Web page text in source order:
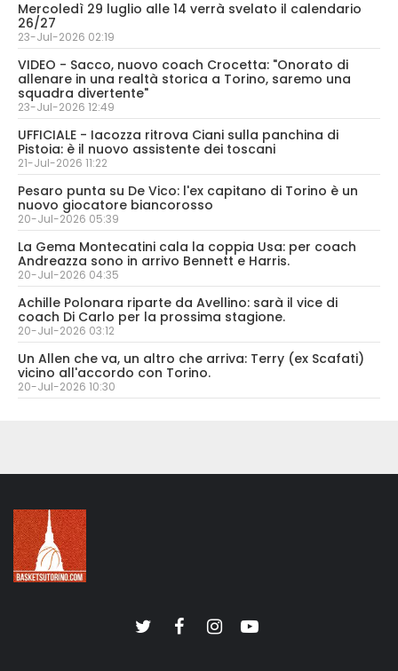
Mercoledì 29 luglio alle 14 verrà svelato il calendario
26/27
23-Jul-2026 02:19
VIDEO - Sacco, nuovo coach Crocetta: "Onorato di
allenare in una realtà storica a Torino, saremo una
squadra divertente"
23-Jul-2026 12:49
UFFICIALE - Iacozza ritrova Ciani sulla panchina di
Pistoia: è il nuovo assistente dei toscani
21-Jul-2026 11:22
Pesaro punta su De Vico: l'ex capitano di Torino è un
nuovo giocatore biancorosso
20-Jul-2026 05:39
La Gema Montecatini cala la coppia Usa: per coach
Andreazza sono in arrivo Bennett e Harris.
20-Jul-2026 04:35
Achille Polonara riparte da Avellino: sarà il vice di
coach Di Carlo per la prossima stagione.
20-Jul-2026 03:12
Un Allen che va, un altro che arriva: Terry (ex Scafati)
vicino all'accordo con Torino.
20-Jul-2026 10:30